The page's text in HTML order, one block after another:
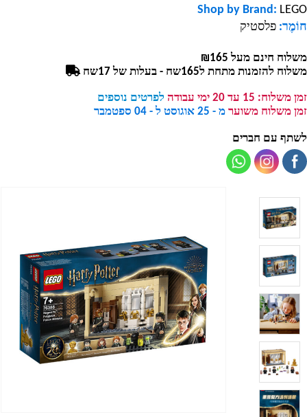
Shop by Brand: LEGO
חוֹמֶר: פלסטיק
משלוח חינם מעל ₪165
משלוח להזמנות מתחת ל165שח - בעלות של 17שח
זמן משלוח:
לפרטים נוספים
זמן משלוח משוער מ - 25 אוגוסט ל - 04 ספטמבר
לשתף עם חברים